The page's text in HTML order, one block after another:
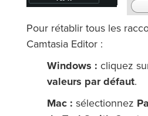
Pour rétablir tous les
Camtasia Editor :
Windows : cliquez
valeurs par défaut.
Mac : sélectionnez